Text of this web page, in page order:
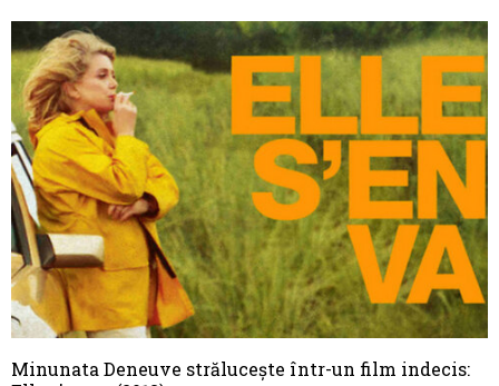
Minunata Deneuve strălucește într-un film indecis: